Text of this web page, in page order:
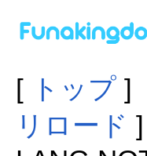
[ トップ]
リロード